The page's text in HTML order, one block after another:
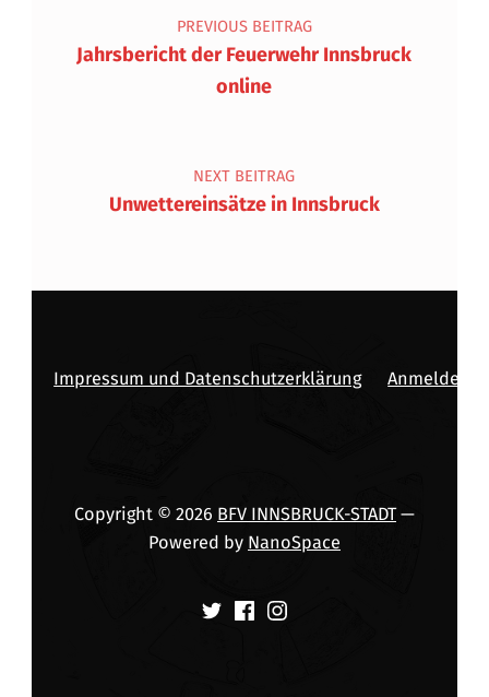
PREVIOUS BEITRAG
Jahrsbericht der Feuerwehr Innsbruck
online
NEXT BEITRAG
Unwettereinsätze in Innsbruck
Impressum und Datenschutzerklärung Anmelden
Copyright © 2026 BFV INNSBRUCK-STADT—
Powered by NanoSpace